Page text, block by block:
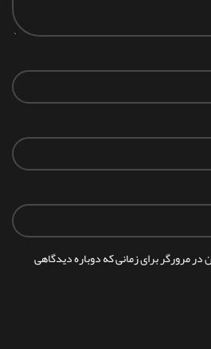
در مرورگر برای زمانی که دوباره دیدگاهی